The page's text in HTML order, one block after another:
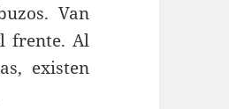
Van
frente. Al
existen